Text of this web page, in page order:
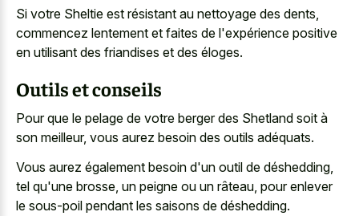
Si votre Sheltie est résistant au nettoyage des dents,
commencez lentement et faites de l'expérience positive
en utilisant des friandises et des éloges.
Outils et conseils
Pour que le pelage de votre berger des Shetland soit à
son meilleur, vous aurez besoin des outils adéquats.
Vous aurez également besoin d'un outil de déshedding,
tel qu'une brosse, un peigne ou un râteau, pour enlever
le sous-poil pendant les saisons de déshedding.